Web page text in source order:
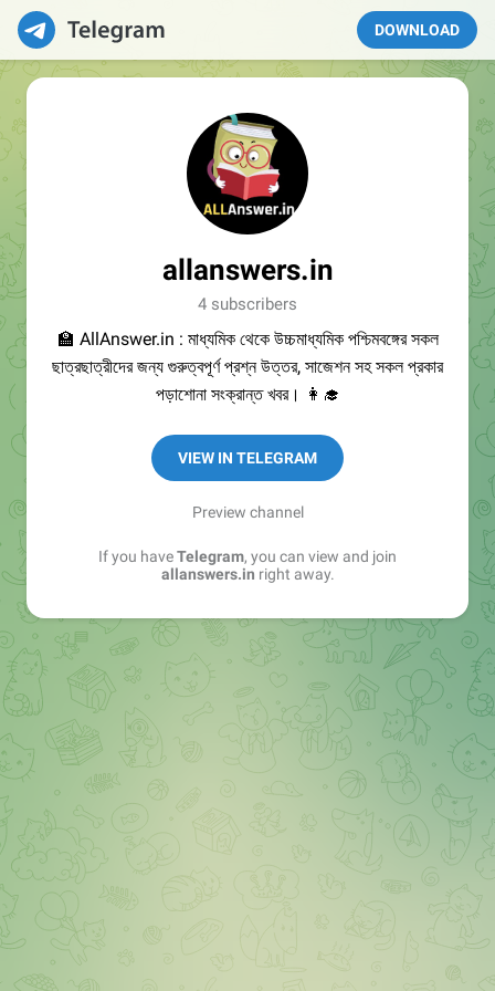
DOWNLOAD
allanswers.in
4 subscribers
🏫 AllAnswer.in : মাধ্যমিক থেকে উচ্চমাধ্যমিক পশ্চিমবঙ্গের সকল
ছাত্রছাত্রীদের জন্য গুরুত্বপূর্ণ প্রশ্ন উত্তর, সাজেশন সহ সকল প্রকার
পড়াশোনা সংক্রান্ত খবর। 👩‍🎓
VIEW IN TELEGRAM
Preview channel
If you haveTelegram, you can view and join
allanswers.in right away.